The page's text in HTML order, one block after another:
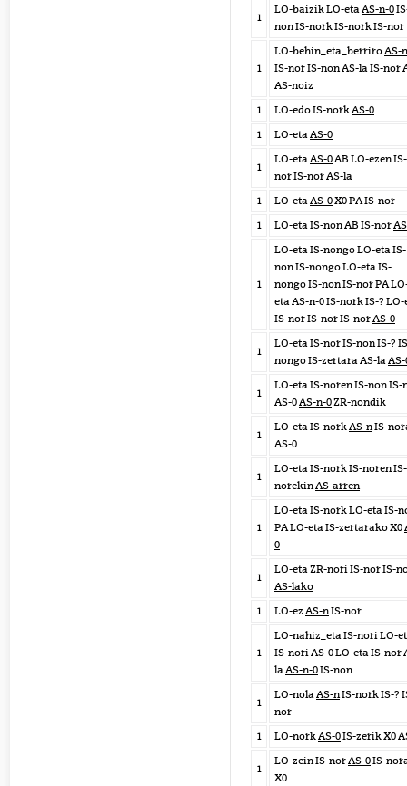
1
LO-baizik LO-etaAS-n-0
non IS-nork IS-nork IS-nor
1
LO-behin_eta_berriroAS-
IS-nor IS-non AS-la IS-nor
AS-noiz
1
LO-edo IS-norkAS-0
1
LO-etaAS-0
1
LO-etaAS-0AB LO-ezen IS-
nor IS-nor AS-la
1
LO-etaAS-0X0 PA IS-nor
1
LO-eta IS-non AB IS-nor
1
LO-eta IS-nongo LO-eta IS-
non IS-nongo LO-eta IS-
nongo IS-non IS-nor PA
eta AS-n-0 IS-nork IS-?
IS-nor IS-nor IS-norAS-0
1
LO-eta IS-nor IS-non IS-?
nongo IS-zertara AS-laAS-
1
LO-eta IS-noren IS-non IS-
AS-0AS-n-0ZR-nondik
1
LO-eta IS-norkAS-nIS-
AS-0
1
LO-eta IS-nork IS-noren IS-
norekinAS-arren
1
LO-eta IS-nork LO-eta IS-
PA LO-eta IS-zertarako X0
0
1
LO-eta ZR-nori IS-nor IS-
AS-lako
1
LO-ez AS-nIS-nor
1
LO-nahiz_eta IS-nori LO-
IS-nori AS-0 LO-eta IS-nor
laAS-n-0IS-non
1
LO-nolaAS-nIS-nork IS-?
nor
1
LO-norkAS-0IS-zerik X0
1
LO-zein IS-norAS-0IS-
X0